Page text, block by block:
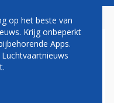
EN
op het beste van
Krijg onbeperkt
Apps.